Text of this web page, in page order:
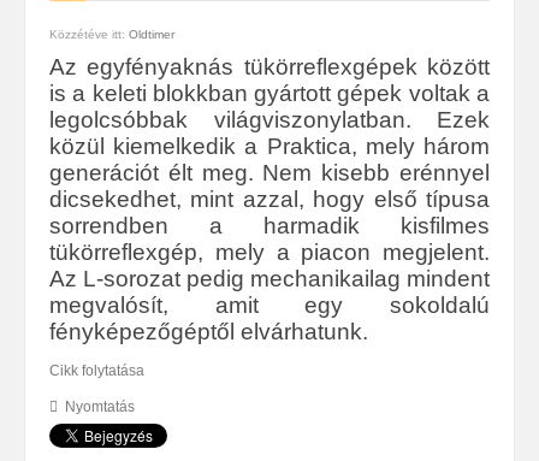
Közzétéve itt: Oldtimer
Az egyfényaknás tükörreflexgépek között
is a keleti blokkban gyártott gépek voltak a
legolcsóbbak világviszonylatban. Ezek
közül kiemelkedik a Praktica, mely három
generációt élt meg. Nem kisebb erénnyel
dicsekedhet, mint azzal, hogy első típusa
sorrendben a harmadik kisfilmes
tükörreflexgép, mely a piacon megjelent.
Az L-sorozat pedig mechanikailag mindent
megvalósít, amit egy sokoldalú
fényképezőgéptől elvárhatunk.
Cikk folytatása
Nyomtatás